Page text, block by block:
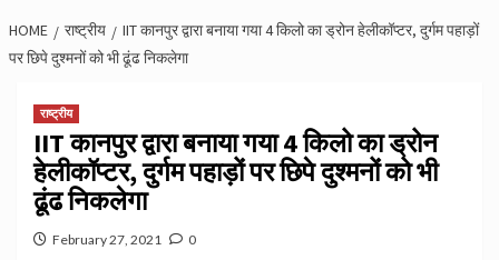
HOME राष्ट्रीय
IIT कानपुर द्वारा बनाया गया 4 किलो का ड्रोन हेलीकॉप्टर, दुर्गम पहाड़ों
पर छिपे दुश्मनों को भी ढूंढ निकलेगा
राष्ट्रीय
IIT कानपुर द्वारा बनाया गया 4 किलो का ड्रोन
हेलीकॉप्टर, दुर्गम पहाड़ों पर छिपे दुश्मनों को भी
ढूंढ निकलेगा
February 27, 2021 0